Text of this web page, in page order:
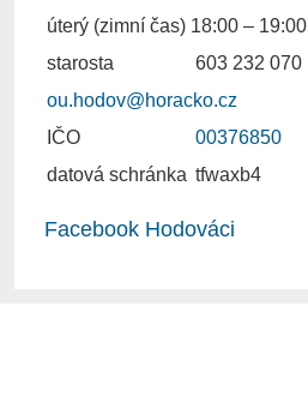
úterý (zimní čas) 18:00 – 19:00
starosta
603 232 070
ou.hodov@horacko.cz
IČO
00376850
datová schránka tfwaxb4
Facebook Hodováci